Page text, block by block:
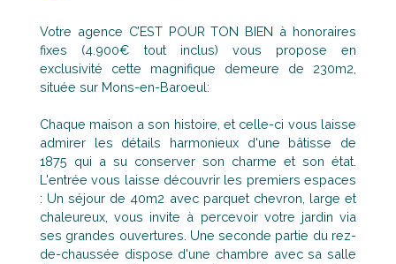
Votre agence C’EST POUR TON BIEN à honoraires
fixes (4.900€ tout inclus) vous propose en
exclusivité cette magnifique demeure de 230m2,
située sur Mons-en-Baroeul:
Chaque maison a son histoire, et celle-ci vous laisse
admirer les détails harmonieux d'une bâtisse de
1875 qui a su conserver son charme et son état.
L'entrée vous laisse découvrir les premiers espaces
: Un séjour de 40m2 avec parquet chevron, large et
chaleureux, vous invite à percevoir votre jardin via
ses grandes ouvertures. Une seconde partie du rez-
de-chaussée dispose d'une chambre avec sa salle